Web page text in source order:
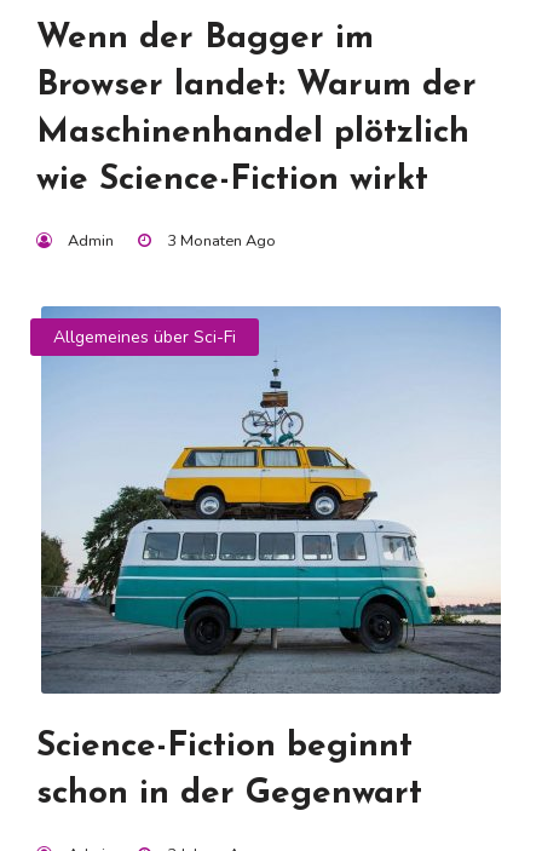
Wenn der Bagger im
Browser landet: Warum der
Maschinenhandel plötzlich
wie Science-Fiction wirkt
Admin 3 Monaten Ago
Allgemeines über Sci-Fi
Science-Fiction beginnt
schon in der Gegenwart